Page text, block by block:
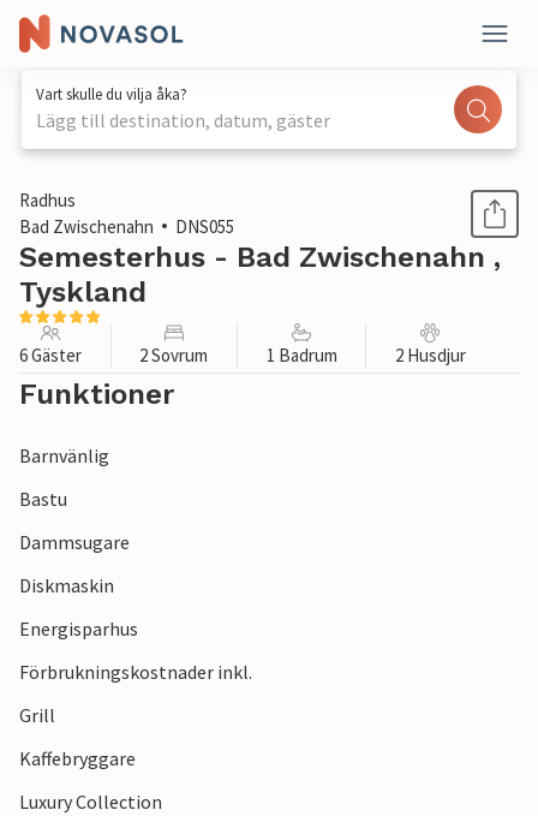
Vart skulle du vilja åka?
Lägg till destination, datum, gäster
1 / 1
Radhus
Bad Zwischenahn
DNS055
Semesterhus - Bad Zwischenahn ,
Tyskland
6 Gäster 2 Sovrum 1 Badrum 2 Husdjur
Funktioner
Barnvänlig
Bastu
Dammsugare
Diskmaskin
Energisparhus
Förbrukningskostnader inkl.
Grill
Kaffebryggare
Luxury Collection